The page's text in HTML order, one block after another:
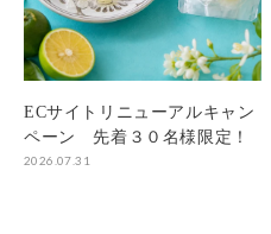
ECサイトリニューアルキャン
ペーン 先着３０名様限定！
2026.07.31